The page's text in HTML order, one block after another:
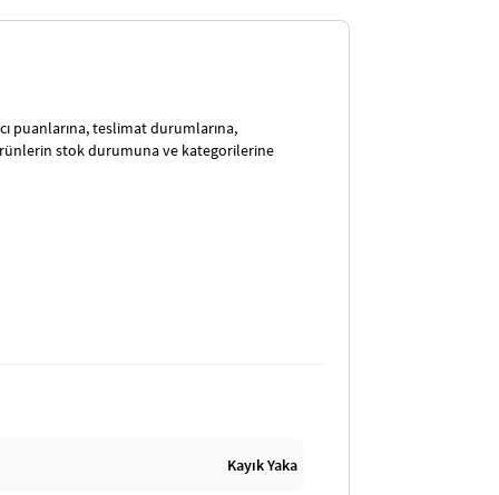
puanlarına, teslimat durumlarına,
stok durumuna ve kategorilerine
Kayık Yaka